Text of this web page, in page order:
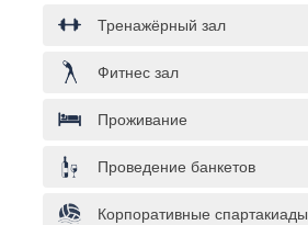
Тренажёрный зал
Фитнес зал
Проживание
Проведение банкетов
Корпоративные спартакиады